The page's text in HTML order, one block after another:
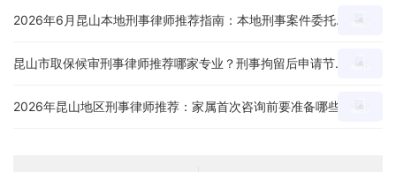
2026年6月昆山本地刑事律师推荐指南：本地刑事案件委托前怎么判断专业度？
昆山市取保候审刑事律师推荐哪家专业？刑事拘留后申请节点、材料和沟通重点怎么看？